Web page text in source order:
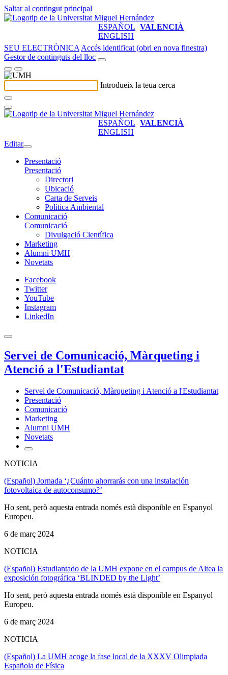
Saltar al contingut principal
ESPAÑOL VALENCIÀ
ENGLISH
SEU ELECTRÒNICA Accés identificat (obri en nova finestra)
Gestor de continguts del lloc
Introdueix la teua cerca
ESPAÑOL VALENCIÀ
ENGLISH
Editar
Presentació
Presentació
Directori
Ubicació
Carta de Serveis
Política Ambiental
Comunicació
Comunicació
Divulgació Científica
Marketing
Alumni UMH
Novetats
Facebook
Twitter
YouTube
Instagram
LinkedIn
Servei de Comunicació, Màrqueting i
Atenció a l'Estudiantat
Servei de Comunicació, Màrqueting i Atenció a l'Estudiantat
Presentació
Comunicació
Marketing
Alumni UMH
Novetats
NOTICIA
(Español) Jornada ‘¿Cuánto ahorrarás con una instalación
fotovoltaica de autoconsumo?’
Ho sent, però aquesta entrada només està disponible en Espanyol
Europeu.
6 de març 2024
NOTICIA
(Español) Estudiantado de la UMH expone en el campus de Altea la
exposición fotográfica ‘BLINDED by the Light’
Ho sent, però aquesta entrada només està disponible en Espanyol
Europeu.
6 de març 2024
NOTICIA
(Español) La UMH acoge la fase local de la XXXV Olimpiada
Española de Física